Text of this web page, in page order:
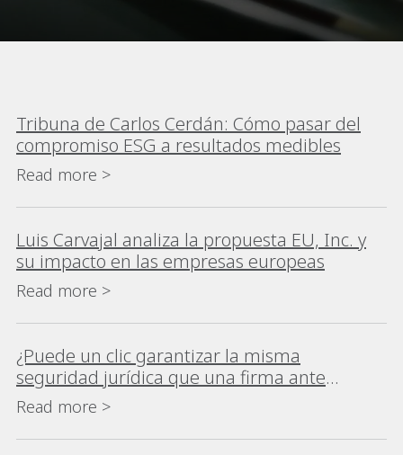
Tribuna de Carlos Cerdán: Cómo pasar del
compromiso ESG a resultados medibles
Read more >
Luis Carvajal analiza la propuesta EU, Inc. y
su impacto en las empresas europeas
Read more >
¿Puede un clic garantizar la misma
seguridad jurídica que una firma ante
notario?
Read more >